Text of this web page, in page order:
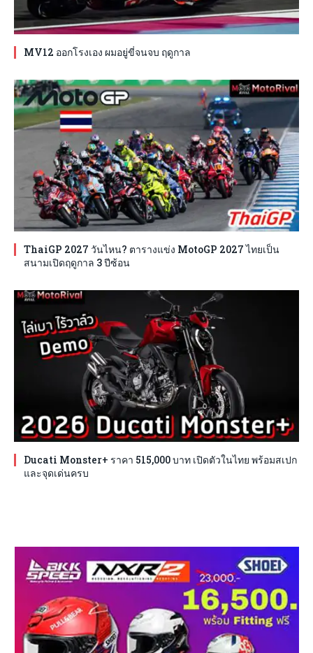
MV12 ออกโรงเอง ผมอยู่ขี่จนจบ ฤดูกาล
ThaiGP 2027 วันไหน? ตารางแข่ง MotoGP 2027 ไทยเป็น
สนามเปิดฤดูกาล 3 ปีซ้อน
Ducati Monster+ ราคา 515,000 บาท เปิดตัวในไทย พร้อมสเปก
และจุดเด่นครบ